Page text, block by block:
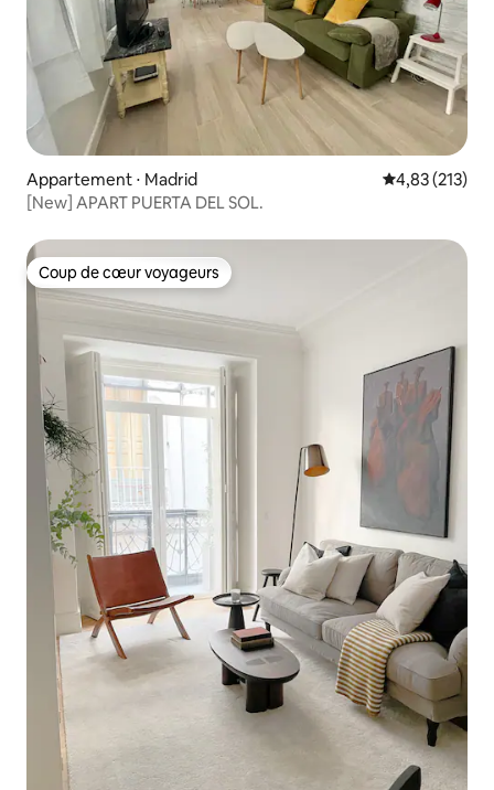
Appartement ⋅ Madrid Évaluation
4,83 (213)
[New] APART PUERTA DEL SOL.
Coup de cœur voyageurs
Coup de cœur voyageurs